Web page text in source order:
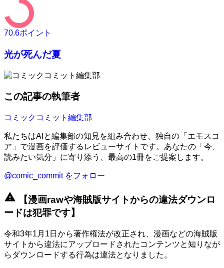
70.6ポイント
光が死んだ夏
この記事の執筆者
コミックコミット編集部
私たちはAIと編集部の知見を組み合わせ、独自の「エモスコ
ア」で漫画を評価するレビューサイトです。あなたの「今、
読みたい気分」に寄り添う、最高の1冊をご提案します。
@comic_commit をフォロー
warning 【漫画rawや海賊版サイトからの違法ダウンロ
ードは犯罪です】
令和3年1月1日から著作権法が改正され、漫画などの海賊版
サイトから違法にアップロードされたコンテンツと知りなが
らダウンロードする行為は違法となりました。